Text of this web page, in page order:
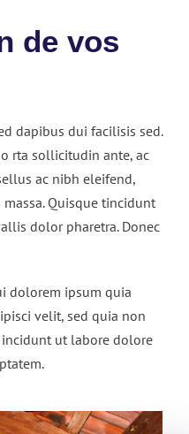
de vos
dapibus dui facilisis sed.
rta sollicitudin ante, ac
ac nibh eleifend,
Quisque tincidunt
dolor pharetra. Donec
dolorem ipsum quia
velit, sed quia non
ut labore dolore